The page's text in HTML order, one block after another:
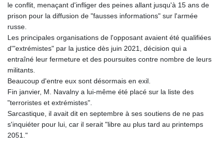
le conflit, menaçant d'infliger des peines allant jusqu'à 15 ans de
prison pour la diffusion de "fausses informations" sur l'armée
russe.
Les principales organisations de l'opposant avaient été qualifiées
d'"extrémistes" par la justice dès juin 2021, décision qui a
entraîné leur fermeture et des poursuites contre nombre de leurs
militants.
Beaucoup d'entre eux sont désormais en exil.
Fin janvier, M. Navalny a lui-même été placé sur la liste des
"terroristes et extrémistes".
Sarcastique, il avait dit en septembre à ses soutiens de ne pas
s'inquiéter pour lui, car il serait "libre au plus tard au printemps
2051."